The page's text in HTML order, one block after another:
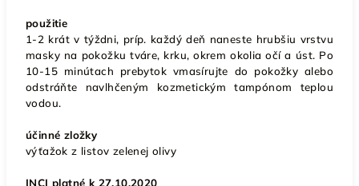
použitie
1-2 krát v týždni, príp. každý deň naneste hrubšiu vrstvu
masky na pokožku tváre, krku, okrem okolia očí a úst. Po
10-15 minútach prebytok vmasírujte do pokožky alebo
odstráňte navlhčeným kozmetickým tampónom teplou
vodou.
účinné zložky
výťažok z listov zelenej olivy
INCI platné k 27.10.2020